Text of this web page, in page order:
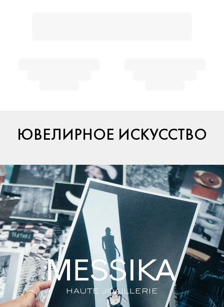
ЮВЕЛИРНОЕ ИСКУССТВО